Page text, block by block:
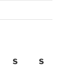
S S